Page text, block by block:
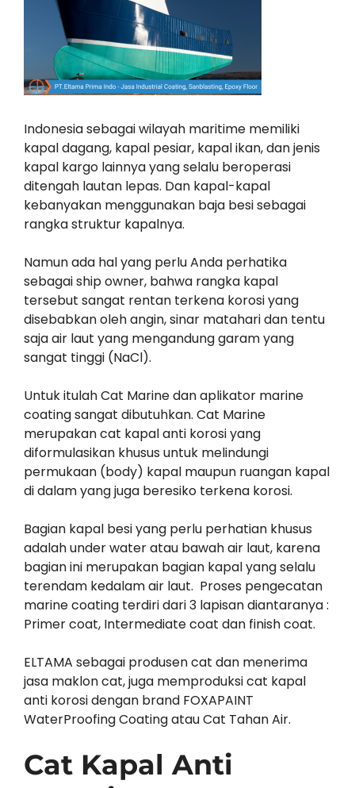
Indonesia sebagai wilayah maritime memiliki
kapal dagang, kapal pesiar, kapal ikan, dan jenis
kapal kargo lainnya yang selalu beroperasi
ditengah lautan lepas. Dan kapal-kapal
kebanyakan menggunakan baja besi sebagai
rangka struktur kapalnya.
Namun ada hal yang perlu Anda perhatika
sebagai ship owner, bahwa rangka kapal
tersebut sangat rentan terkena korosi yang
disebabkan oleh angin, sinar matahari dan tentu
saja air laut yang mengandung garam yang
sangat tinggi (NaCl).
Untuk itulah Cat Marine dan aplikator marine
coating sangat dibutuhkan. Cat Marine
merupakan cat kapal anti korosi yang
diformulasikan khusus untuk melindungi
permukaan (body) kapal maupun ruangan kapal
di dalam yang juga beresiko terkena korosi.
Bagian kapal besi yang perlu perhatian khusus
adalah under water atau bawah air laut, karena
bagian ini merupakan bagian kapal yang selalu
terendam kedalam air laut. Proses pengecatan
marine coating terdiri dari 3 lapisan diantaranya :
Primer coat, Intermediate coat dan finish coat.
ELTAMA sebagai produsen cat dan menerima
jasa maklon cat, juga memproduksi cat kapal
anti korosi dengan brand FOXAPAINT
WaterProofing Coating atau Cat Tahan Air.
Cat Kapal Anti